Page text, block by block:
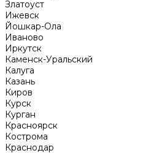
Златоуст
Ижевск
Йошкар-Ола
Иваново
Иркутск
Каменск-Уральский
Калуга
Казань
Киров
Курск
Курган
Красноярск
Кострома
Краснодар